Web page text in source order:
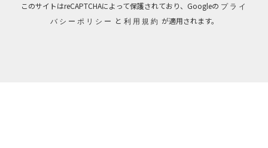
このサイトはreCAPTCHAによって保護されており、Googleの プライ
バシーポリシー
と 利用規約 が適用されます。